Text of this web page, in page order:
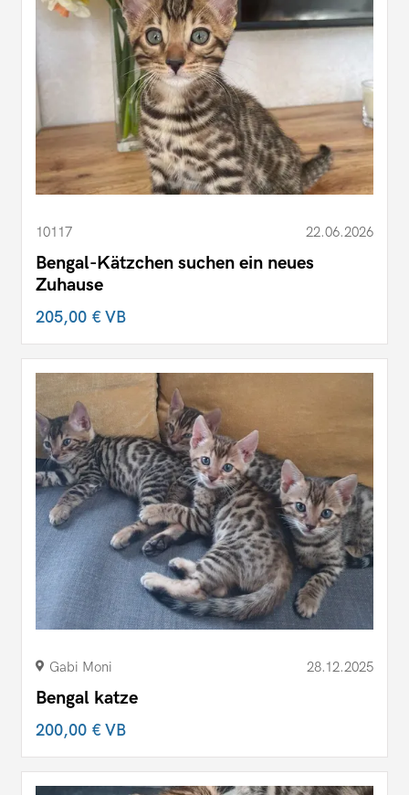
10117 22.06.2026
Bengal-Kätzchen suchen ein neues
Zuhause
205,00 €VB
Gabi Moni 28.12.2025
Bengal katze
200,00 €VB